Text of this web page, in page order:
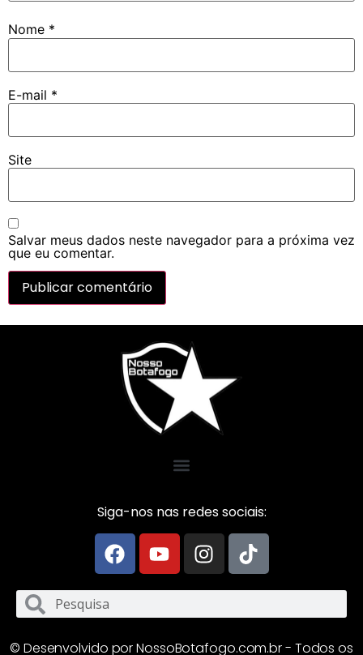
Nome *
E-mail *
Site
Salvar meus dados neste navegador para a próxima vez
que eu comentar.
Siga-nos nas redes sociais:
© Desenvolvido por NossoBotafogo.com.br - Todos os